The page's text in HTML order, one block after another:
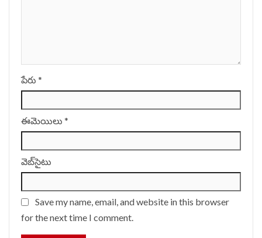
పేరు *
ఈమెయిలు *
వెబ్‌సైటు
Save my name, email, and website in this browser
for the next time I comment.